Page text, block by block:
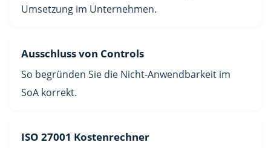
Umsetzung im Unternehmen.
Ausschluss von Controls
So begründen Sie die Nicht-Anwendbarkeit im
SoA korrekt.
ISO 27001 Kostenrechner